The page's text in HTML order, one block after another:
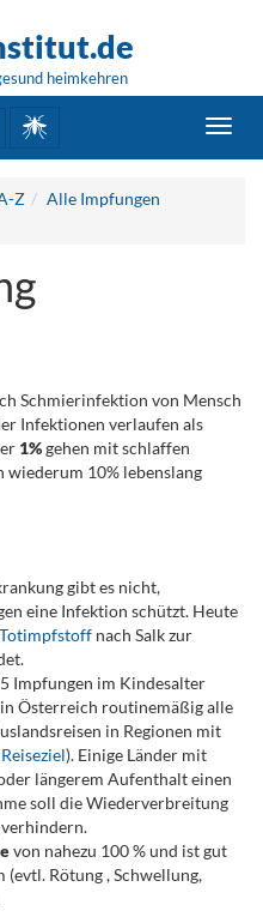
heimkehren
Z
Alle Impfungen
Schmierinfektion von Mensch
Infektionen verlaufen als
1%gehen mit schlaffen
wiederum 10% lebenslang
gibt es nicht,
eine Infektion schützt. Heute
Totimpfstoff nach Salk zur
Impfungen im Kindesalter
Österreich routinemäßig alle
in Regionen mit
). Einige Länder mit
längerem Aufenthalt einen
soll die Wiederverbreitung
von nahezu 100 % und ist gut
Rötung , Schwellung,